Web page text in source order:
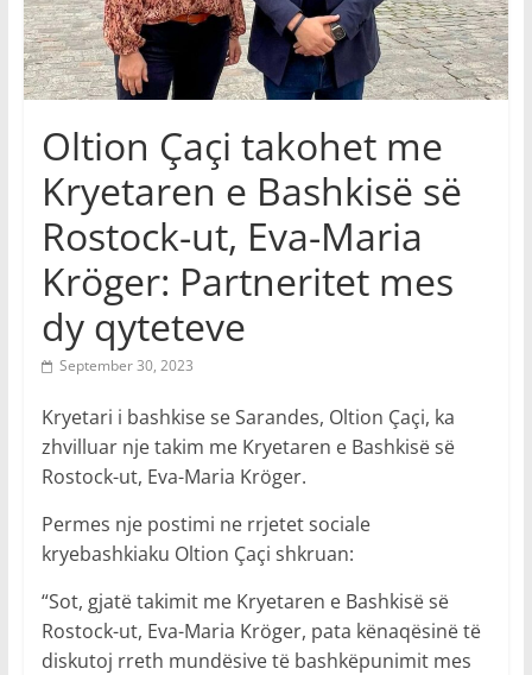
Oltion Çaçi takohet me
Kryetaren e Bashkisë së
Rostock-ut, Eva-Maria
Kröger: Partneritet mes
dy qyteteve
September 30, 2023
Kryetari i bashkise se Sarandes, Oltion Çaçi, ka
zhvilluar nje takim me Kryetaren e Bashkisë së
Rostock-ut, Eva-Maria Kröger.
Permes nje postimi ne rrjetet sociale
kryebashkiaku Oltion Çaçi shkruan:
“Sot, gjatë takimit me Kryetaren e Bashkisë së
Rostock-ut, Eva-Maria Kröger, pata kënaqësinë të
diskutoj rreth mundësive të bashkëpunimit mes